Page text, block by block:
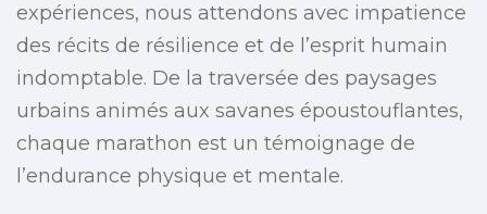
expériences, nous attendons avec impatience
des récits de résilience et de l’esprit humain
indomptable. De la traversée des paysages
urbains animés aux savanes époustouflantes,
chaque marathon est un témoignage de
l’endurance physique et mentale.